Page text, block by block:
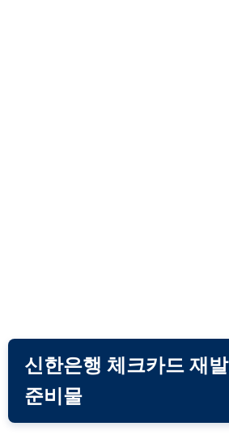
신한은행 체크카드 재
준비물